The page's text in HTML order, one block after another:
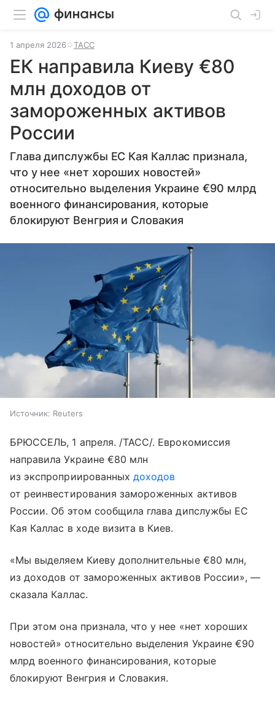
1 апреля 2026 ТАСС
ЕК направила Киеву €80
млн доходов от
замороженных активов
России
Глава дипслужбы ЕС Кая Каллас признала,
что у нее «нет хороших новостей»
относительно выделения Украине €90 млрд
военного финансирования, которые
блокируют Венгрия и Словакия
Источник: Reuters
БРЮССЕЛЬ, 1 апреля. /ТАСС/. Еврокомиссия
направила Украине €80 млн
из экспроприированныхдоходов
от реинвестирования замороженных активов
России. Об этом сообщила глава дипслужбы ЕС
Кая Каллас в ходе визита в Киев.
«Мы выделяем Киеву дополнительные €80 млн,
из доходов от замороженных активов России», —
сказала Каллас.
При этом она признала, что у нее «нет хороших
новостей» относительно выделения Украине €90
млрд военного финансирования, которые
блокируют Венгрия и Словакия.